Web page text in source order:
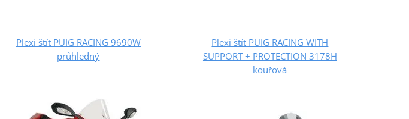
Plexi štít PUIG RACING 9690W
průhledný
Plexi štít PUIG RACING WITH
SUPPORT + PROTECTION 3178H
kouřová